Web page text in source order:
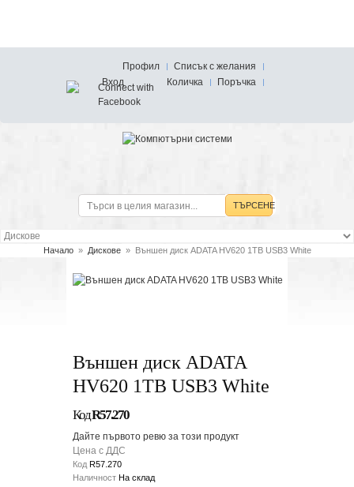
Профил
Списък с желания
Количка
Поръчка
Вход
ТЪРСЕНЕ
Начало » Дискове » Външен диск ADATA HV620 1TB USB3 White
Външен диск ADATA
HV620 1TB USB3 White
КодR57.270
Дайте първото ревю за този продукт
Цена с ДДС
Код R57.270
Наличност На склад